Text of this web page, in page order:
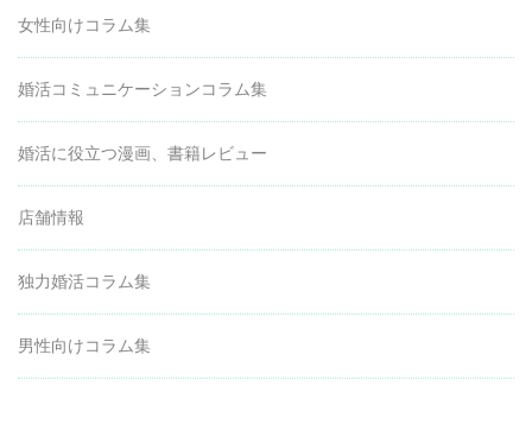
女性向けコラム集
婚活コミュニケーションコラム集
婚活に役立つ漫画、書籍レビュー
店舗情報
独力婚活コラム集
男性向けコラム集